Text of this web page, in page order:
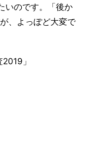
いのです。「後か
、よっぽど大変で
」